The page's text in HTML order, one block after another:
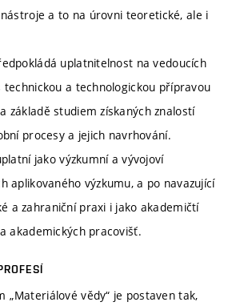
a to na úrovni teoretické, ale i
uplatnitelnost na vedoucích
technickou a technologickou přípravou
základě studiem získaných znalostí
procesy a jejich navrhování.
jako výzkumní a vývojoví
aplikovaného výzkumu, a po navazující
a zahraniční praxi i jako akademičtí
akademických pracovišť.
„Materiálové vědy“ je postaven tak,